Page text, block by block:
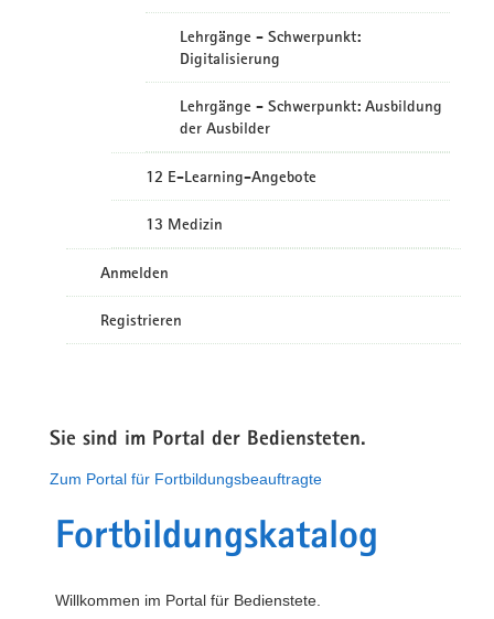
Lehrgänge - Schwerpunkt:
Digitalisierung
Lehrgänge - Schwerpunkt: Ausbildung
der Ausbilder
12 E-Learning-Angebote
13 Medizin
Anmelden
Registrieren
Sie sind im Portal der Bediensteten.
Zum Portal für Fortbildungsbeauftragte
Fortbildungskatalog
Willkommen im Portal für Bedienstete.